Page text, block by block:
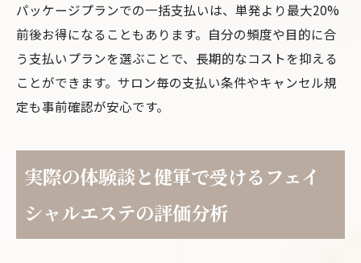
パッケージプランでの一括支払いは、単発より最大20%
前後お得になることもあります。自分の頻度や目的に合
う支払いプランを選ぶことで、長期的なコストを抑える
ことができます。サロン毎の支払い条件やキャンセル規
定も事前確認が安心です。
実際の体験談と健軍で受けるフェイ
シャルエステの評価分析